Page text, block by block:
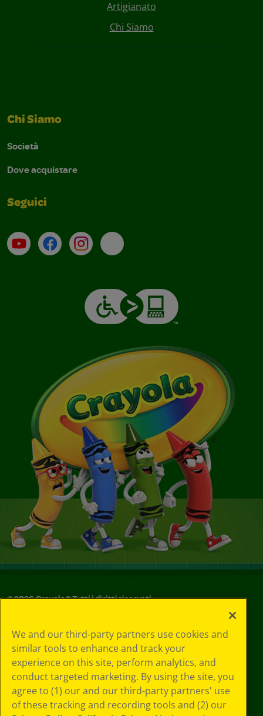
Artigianato
Chi Siamo
Chi Siamo
Società
Dove acquistare
Seguici
Su YouTube
ContattiProfilo Instagram
Email
©2026Crayola® Tutti i diritti riservati.
in materia di
privacy
Informativa sulla
privacy
Termini SMS
GDPR
Informativa sulla
We and our third-party partners use cookies and
similar tools to enhance and track your
experience on this site, perform analytics, and
conduct targeted marketing. By using the site, you
agree to (1) our and our third-party partners' use
of these tracking and recording tools and (2) our